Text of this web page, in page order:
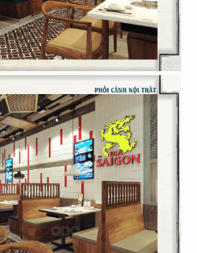
48
CHUBBY YO
CN Celadon City
50
BAOZ DIMSUM
CN Lê Đại Hành - Q.11